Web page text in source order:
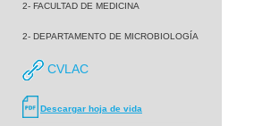
2- FACULTAD DE MEDICINA
2- DEPARTAMENTO DE MICROBIOLOGÍA
CVLAC
Descargar hoja de vida